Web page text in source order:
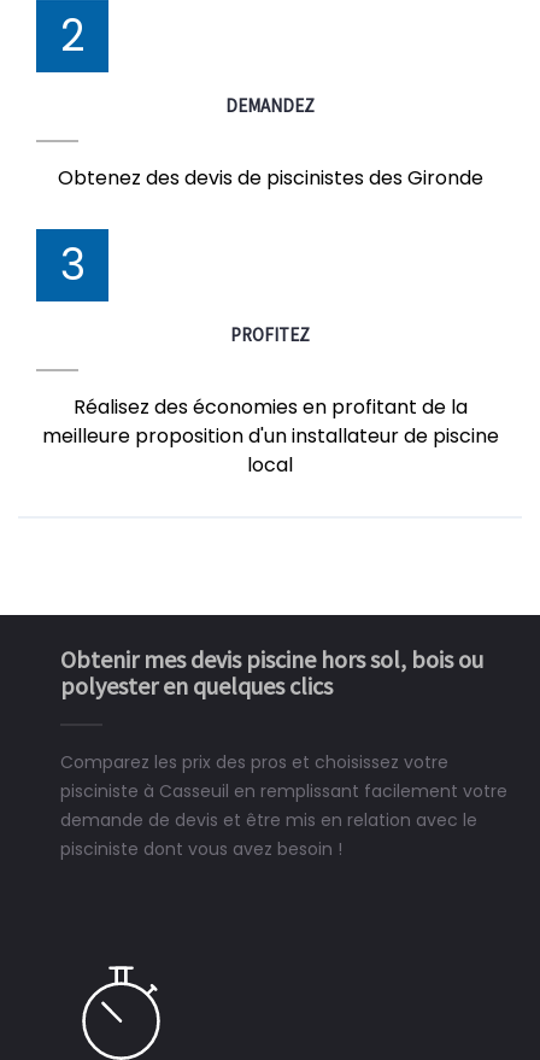
2
DEMANDEZ
Obtenez des devis de piscinistes des Gironde
3
PROFITEZ
Réalisez des économies en profitant de la
meilleure proposition d'un installateur de piscine
local
Obtenir mes devis piscine hors sol, bois ou
polyester en quelques clics
Comparez les prix des pros et choisissez votre
pisciniste à Casseuil en remplissant facilement votre
demande de devis et être mis en relation avec le
pisciniste dont vous avez besoin !